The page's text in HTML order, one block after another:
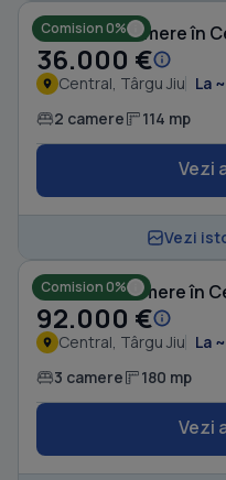
Comision 0%
Casă cu 2 camere în
36.000 €
Central, Târgu Jiu La
2 camere 114 mp
Vezi
Vezi
Comision 0%
Casă cu 3 camere în
92.000 €
Central, Târgu Jiu La
3 camere 180 mp
Vezi